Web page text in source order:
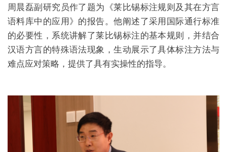
周晨磊副研究员作了题为《莱比锡标注规则及其在方言
语料库中的应用》的报告。他阐述了采用国际通行标准
的必要性，系统讲解了莱比锡标注的基本规则，并结合
汉语方言的特殊语法现象，生动展示了具体标注方法与
难点应对策略，提供了具有实操性的指导。